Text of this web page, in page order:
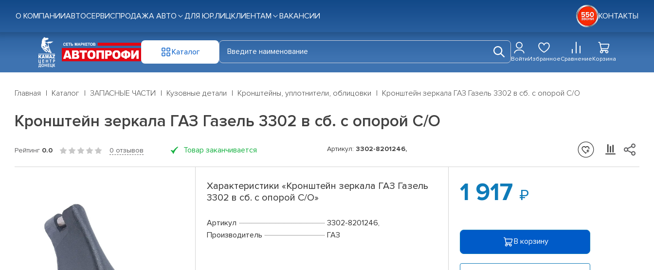
О КОМПАНИИАВТОСЕРВИСПРОДАЖА АВТО ДЛЯ ЮР.ЛИЦКЛИЕНТАМ ВАКАНСИИ КОНТАКТЫ
Каталог
ВойтиИзбранноеСравнениеКорзина
Главная Каталог ЗАПАСНЫЕ ЧАСТИ Кузовные детали Кронштейны, уплотнители, облицовки Кронштейн зеркала ГАЗ Газель 3302 в сб. с опорой С/О
Кронштейн зеркала ГАЗ Газель 3302 в сб. с опорой С/О
Рейтинг 0.0 0 отзывов Товар заканчивается Артикул: 3302-8201246,
Характеристики «Кронштейн зеркала ГАЗ Газель
3302 в сб. с опорой С/О»
Артикул
3302-8201246,
Производитель
ГАЗ
1 917
В корзину